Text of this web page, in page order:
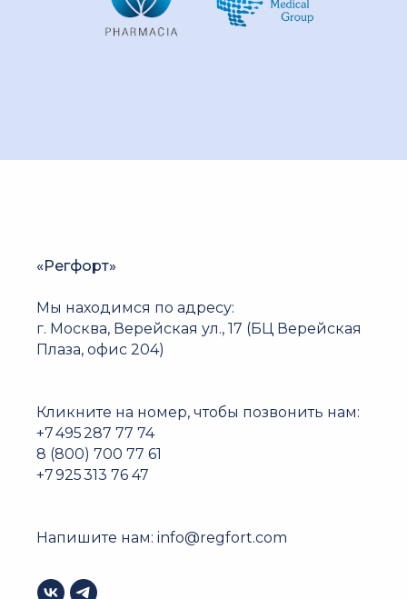
«Регфорт»
Мы находимся по адресу:
г. Москва, Верейская ул., 17 (БЦ Верейская
Плаза, офис 204)
Кликните на номер, чтобы позвонить нам:
+7 495 287 77 74
8 (800) 700 77 61
+7 925 313 76 47
Напишите нам: info@regfort.com